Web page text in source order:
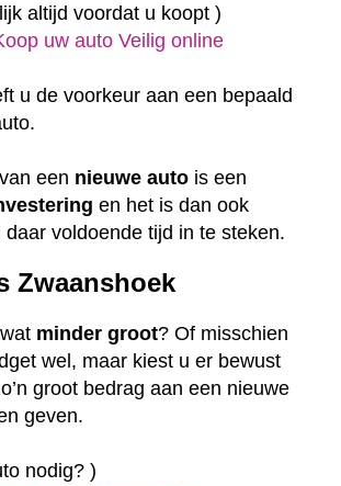
altijd voordat u koopt )
uw auto Veilig online
u de voorkeur aan een bepaald
van een nieuwe auto is een
en het is dan ook
voldoende tijd in te steken.
Zwaanshoek
wat minder groot? Of misschien
wel, maar kiest u er bewust
groot bedrag aan een nieuwe
geven.
nodig? )